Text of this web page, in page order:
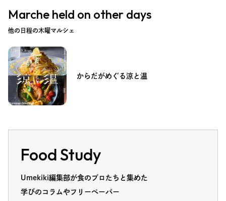
Marche held on other days
他の日程の木曜マルシェ
からだがめぐる涼と温
Food Study
Umekiki編集部が食のプロたちと集めた
学びのコラムやフリーペーパー